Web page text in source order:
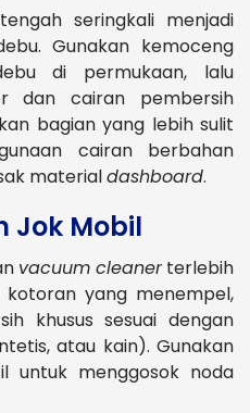
seringkali menjadi
Gunakan kemoceng
di permukaan, lalu
dan cairan pembersih
bagian yang lebih sulit
cairan berbahan
materialdashboard.
Jok Mobil
vacuum cleanerterlebih
yang menempel,
khusus sesuai dengan
atau kain). Gunakan
untuk menggosok noda